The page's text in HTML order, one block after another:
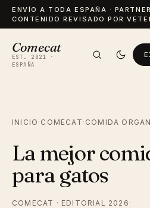
ENVÍO A TODA ESPAÑA ·
CONTENIDO REVISADO POR
Comecat
EST. 2021 ·
ESPAÑA
INICIO · COMECAT · COMIDA
La mejor
para gatos
COMECAT · EDITORIAL 2026 ·